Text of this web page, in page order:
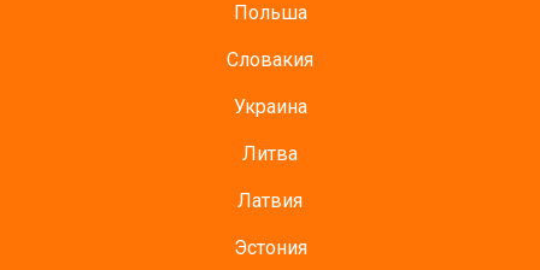
Польша
Словакия
Украина
Литва
Латвия
Эстония